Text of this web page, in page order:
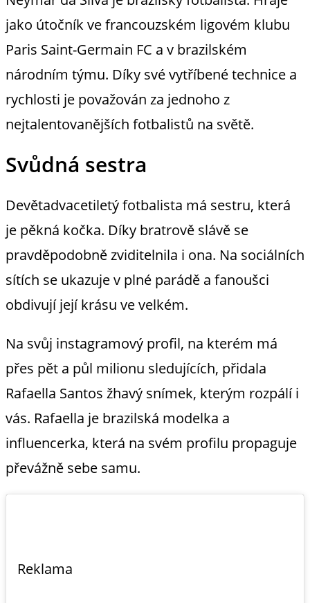
jako útočník ve francouzském ligovém klubu
Paris Saint-Germain FC a v brazilském
národním týmu. Díky své vytříbené technice a
rychlosti je považován za jednoho z
nejtalentovanějších fotbalistů na světě.
Svůdná sestra
Devětadvacetiletý fotbalista má sestru, která
je pěkná kočka. Díky bratrově slávě se
pravděpodobně zviditelnila i ona. Na sociálních
sítích se ukazuje v plné parádě a fanoušci
obdivují její krásu ve velkém.
Na svůj instagramový profil, na kterém má
přes pět a půl milionu sledujících, přidala
Rafaella Santos žhavý snímek, kterým rozpálí i
vás. Rafaella je brazilská modelka a
influencerka, která na svém profilu propaguje
převážně sebe samu.
Reklama